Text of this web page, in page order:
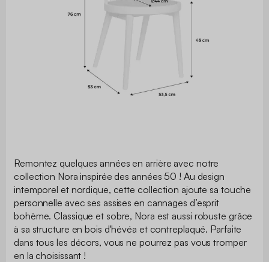
Remontez quelques années en arrière avec notre
collection Nora inspirée des années 50 ! Au design
intemporel et nordique, cette collection ajoute sa touche
personnelle avec ses assises en cannages d’esprit
bohème. Classique et sobre, Nora est aussi robuste grâce
à sa structure en bois d'hévéa et contreplaqué. Parfaite
dans tous les décors, vous ne pourrez pas vous tromper
en la choisissant !